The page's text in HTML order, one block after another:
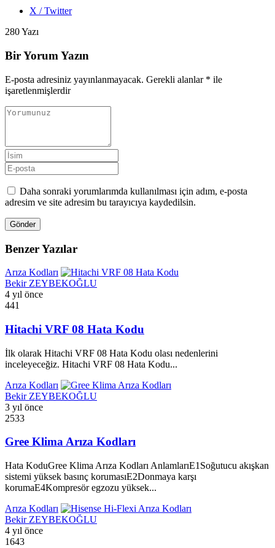
X / Twitter
280 Yazı
Bir Yorum Yazın
E-posta adresiniz yayınlanmayacak. Gerekli alanlar * ile
işaretlenmişlerdir
Daha sonraki yorumlarımda kullanılması için adım, e-posta
adresim ve site adresim bu tarayıcıya kaydedilsin.
Gönder
Benzer Yazılar
Arıza Kodları
Bekir ZEYBEKOĞLU
4 yıl önce
441
Hitachi VRF 08 Hata Kodu
İlk olarak Hitachi VRF 08 Hata Kodu olası nedenlerini
inceleyeceğiz. Hitachi VRF 08 Hata Kodu...
Arıza Kodları
Bekir ZEYBEKOĞLU
3 yıl önce
2533
Gree Klima Arıza Kodları
Hata KoduGree Klima Arıza Kodları AnlamlarıE1Soğutucu akışkan
sistemi yüksek basınç korumasıE2Donmaya karşı
korumaE4Kompresör egzozu yüksek...
Arıza Kodları
Bekir ZEYBEKOĞLU
4 yıl önce
1643